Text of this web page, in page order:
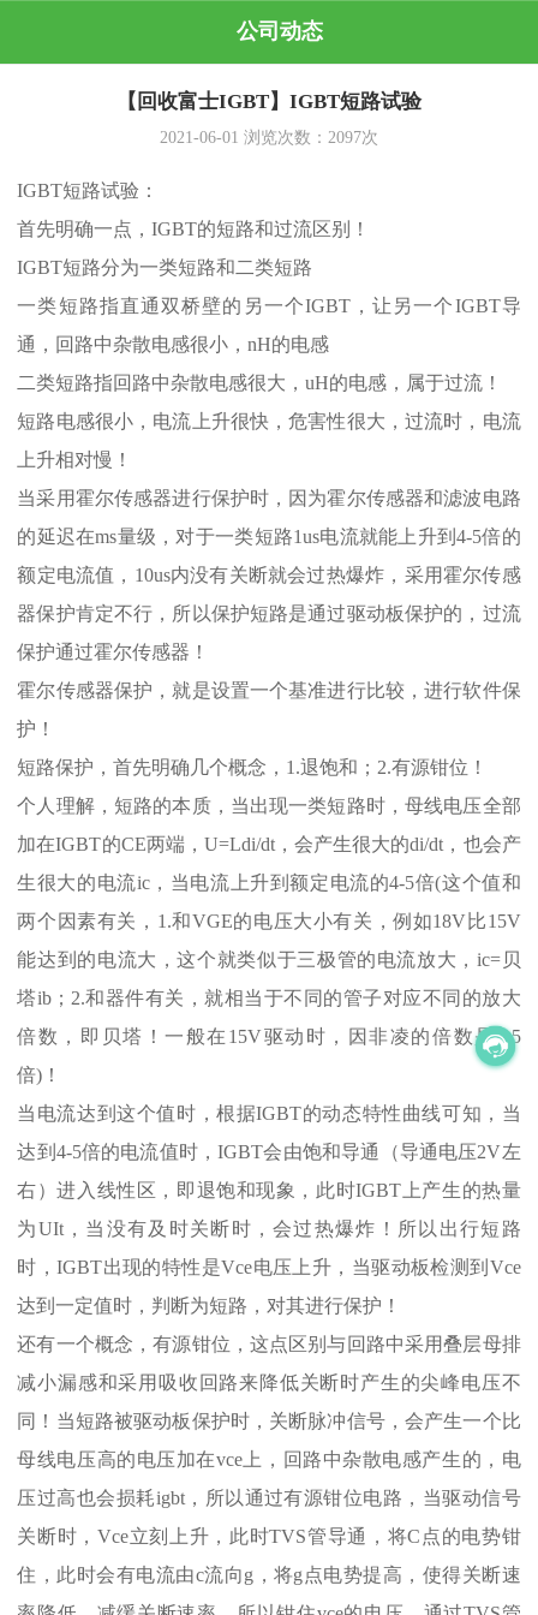
公司动态
【回收富士IGBT】IGBT短路试验
2021-06-01 浏览次数： 2097次
IGBT短路试验：
首先明确一点，IGBT的短路和过流区别！
IGBT短路分为一类短路和二类短路
一类短路指直通双桥壁的另一个IGBT，让另一个IGBT导
通，回路中杂散电感很小，nH的电感
二类短路指回路中杂散电感很大，uH的电感，属于过流！
短路电感很小，电流上升很快，危害性很大，过流时，电流
上升相对慢！
当采用霍尔传感器进行保护时，因为霍尔传感器和滤波电路
的延迟在ms量级，对于一类短路1us电流就能上升到4-5倍的
额定电流值，10us内没有关断就会过热爆炸，采用霍尔传感
器保护肯定不行，所以保护短路是通过驱动板保护的，过流
保护通过霍尔传感器！
霍尔传感器保护，就是设置一个基准进行比较，进行软件保
护！
短路保护，首先明确几个概念，1.退饱和；2.有源钳位！
个人理解，短路的本质，当出现一类短路时，母线电压全部
加在IGBT的CE两端，U=Ldi/dt，会产生很大的di/dt，也会产
生很大的电流ic，当电流上升到额定电流的4-5倍(这个值和
两个因素有关，1.和VGE的电压大小有关，例如18V比15V
能达到的电流大，这个就类似于三极管的电流放大，ic=贝
塔ib；2.和器件有关，就相当于不同的管子对应不同的放大
倍数，即贝塔！一般在15V驱动时，因非凌的倍数是4-5
倍)！
当电流达到这个值时，根据IGBT的动态特性曲线可知，当
达到4-5倍的电流值时，IGBT会由饱和导通（导通电压2V左
右）进入线性区，即退饱和现象，此时IGBT上产生的热量
为UIt，当没有及时关断时，会过热爆炸！所以出行短路
时，IGBT出现的特性是Vce电压上升，当驱动板检测到Vce
达到一定值时，判断为短路，对其进行保护！
还有一个概念，有源钳位，这点区别与回路中采用叠层母排
减小漏感和采用吸收回路来降低关断时产生的尖峰电压不
同！当短路被驱动板保护时，关断脉冲信号，会产生一个比
母线电压高的电压加在vce上，回路中杂散电感产生的，电
压过高也会损耗igbt，所以通过有源钳位电路，当驱动信号
关断时，Vce立刻上升，此时TVS管导通，将C点的电势钳
住，此时会有电流由c流向g，将g点电势提高，使得关断速